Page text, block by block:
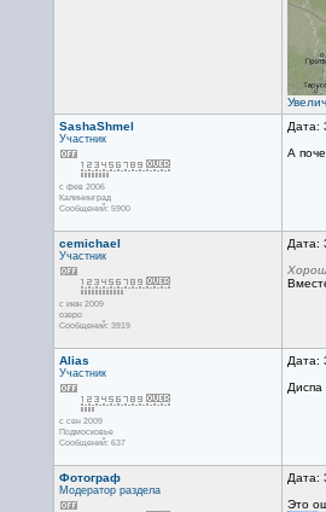
SashaShmel
Участник
с фев 2006
Калининград
Сообщений: 5900
Дата:
А
cemichael
Участник
с июн 2009
озеро
Сообщений: 3919
Дата:
Alias
Участник
с сен 2009
Подмосковье
Сообщений: 637
Дата:
Фотограф
Модератор раздела
Дата:
Это